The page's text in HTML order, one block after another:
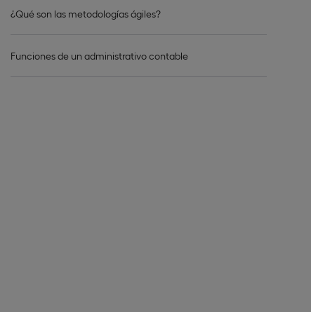
¿Qué son las metodologías ágiles?
Funciones de un administrativo contable